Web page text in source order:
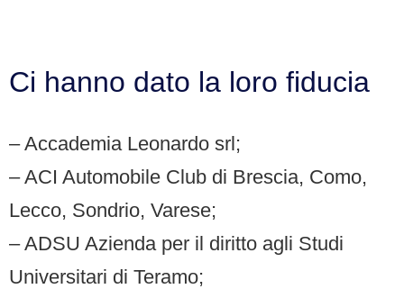
Ci hanno dato la loro fiducia
– Accademia Leonardo srl;
– ACI Automobile Club di Brescia, Como,
Lecco, Sondrio, Varese;
– ADSU Azienda per il diritto agli Studi
Universitari di Teramo;